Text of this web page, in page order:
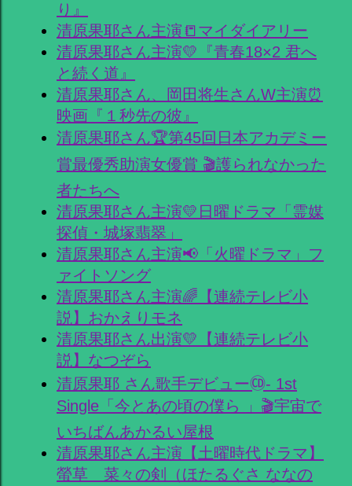
り』
清原果耶さん主演📒マイダイアリー
清原果耶さん主演💛『青春18×2 君へ
と続く道』
清原果耶さん、岡田将生さんW主演⏰
映画『１秒先の彼』
清原果耶さん🏆第45回日本アカデミー
賞最優秀助演女優賞 🎬護られなかった
者たちへ
清原果耶さん主演💛日曜ドラマ「霊媒
探偵・城塚翡翠」
清原果耶さん主演📢「火曜ドラマ」フ
ァイトソング
清原果耶さん主演🌈【連続テレビ小
説】おかえりモネ
清原果耶さん出演💛【連続テレビ小
説】なつぞら
清原果耶 さん歌手デビュー🄭- 1st
Single「今とあの頃の僕ら 」🎬宇宙で
いちばんあかるい屋根
清原果耶さん主演【土曜時代ドラマ】
螢草 菜々の剣（ほたるぐさ ななの